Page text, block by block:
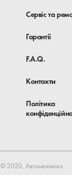
Сервіс та
Гарантії
F.A.Q.
Контакти
Політика
© 2020, Автомеханіка